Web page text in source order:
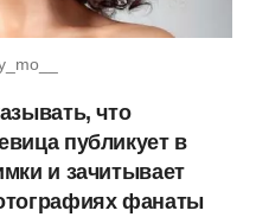
что
публикует в
и зачитывает
фанаты